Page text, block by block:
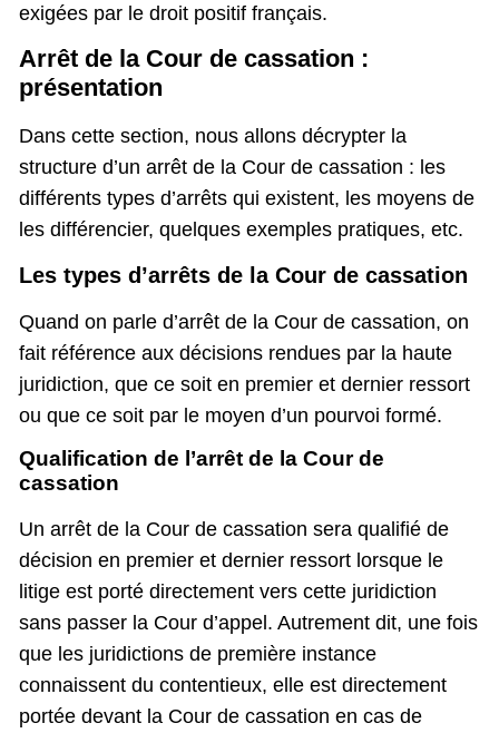
exigées par le droit positif français.
Arrêt de la Cour de cassation :
présentation
Dans cette section, nous allons décrypter la
structure d’un arrêt de la Cour de cassation : les
différents types d’arrêts qui existent, les moyens de
les différencier, quelques exemples pratiques, etc.
Les types d’arrêts de la Cour de cassation
Quand on parle d’arrêt de la Cour de cassation, on
fait référence aux décisions rendues par la haute
juridiction, que ce soit en premier et dernier ressort
ou que ce soit par le moyen d’un pourvoi formé.
Qualification de l’arrêt de la Cour de
cassation
Un arrêt de la Cour de cassation sera qualifié de
décision en premier et dernier ressort lorsque le
litige est porté directement vers cette juridiction
sans passer la Cour d’appel. Autrement dit, une fois
que les juridictions de première instance
connaissent du contentieux, elle est directement
portée devant la Cour de cassation en cas de